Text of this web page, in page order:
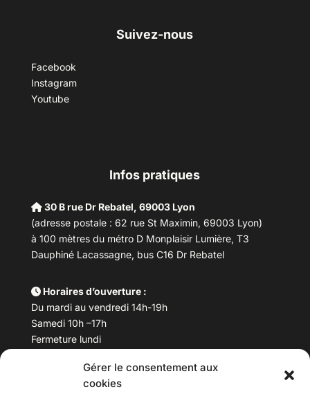
Gérer le consentement aux
cookies
Suivez-nous
Facebook
Instagram
Youtube
Infos pratiques
30 B rue Dr Rebatel, 69003 Lyon
(adresse postale : 62 rue St Maximin, 69003 Lyon)
à 100 mètres du métro D Monplaisir Lumière, T3
Dauphiné Lacassagne, bus C16 Dr Rebatel
Horaires d’ouverture :
Du mardi au vendredi 14h-19h
Samedi 10h –17h
Fermeture lundi
Téléphone :
04 78 53 06 40
maisondesculturesasiatiques@asiexpo.com